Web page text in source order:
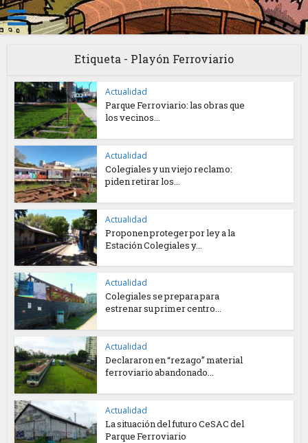
Etiqueta - Playón Ferroviario
Actualidad
Parque Ferroviario: las obras que
los vecinos...
Actualidad
Colegiales y un viejo reclamo:
piden retirar los...
Actualidad
Proponen proteger por ley a la
Estación Colegiales y...
Actualidad
Colegiales se prepara para
estrenar su primer centro...
Actualidad
Declararon en “rezago” material
ferroviario abandonado...
Actualidad
La situación del futuro CeSAC del
Parque Ferroviario